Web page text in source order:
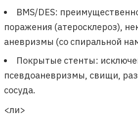
BMS/DES:
поражения (атеросклероз),
аневризмы (со спиральной
Покрытые стенты:
псевдоаневризмы, свищи,
сосуда.
<ли>